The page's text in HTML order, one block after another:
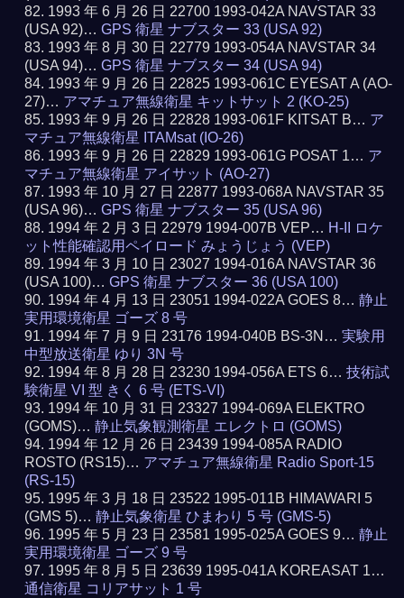
1993 年 6 月 26 日 22700 1993-042A NAVSTAR 33
(USA 92)…GPS 衛星 ナブスター 33 (USA 92)
1993 年 8 月 30 日 22779 1993-054A NAVSTAR 34
(USA 94)…GPS 衛星 ナブスター 34 (USA 94)
1993 年 9 月 26 日 22825 1993-061C EYESAT A (AO-
27)… アマチュア無線衛星 キットサット 2 (KO-25)
1993 年 9 月 26 日 22828 1993-061F KITSAT B… ア
マチュア無線衛星 ITAMsat (IO-26)
1993 年 9 月 26 日 22829 1993-061G POSAT 1… ア
マチュア無線衛星 アイサット (AO-27)
1993 年 10 月 27 日 22877 1993-068A NAVSTAR 35
(USA 96)…GPS 衛星 ナブスター 35 (USA 96)
1994 年 2 月 3 日 22979 1994-007B VEP… H-II ロケ
ット性能確認用ペイロード みょうじょう (VEP)
1994 年 3 月 10 日 23027 1994-016A NAVSTAR 36
(USA 100)…GPS 衛星 ナブスター 36 (USA 100)
1994 年 4 月 13 日 23051 1994-022A GOES 8…静止
実用環境衛星 ゴーズ 8 号
1994 年 7 月 9 日 23176 1994-040B BS-3N…実験用
中型放送衛星 ゆり 3N 号
1994 年 8 月 28 日 23230 1994-056A ETS 6…技術試
験衛星 VI 型 きく 6 号 (ETS-VI)
1994 年 10 月 31 日 23327 1994-069A ELEKTRO
(GOMS)…静止気象観測衛星 エレクトロ (GOMS)
1994 年 12 月 26 日 23439 1994-085A RADIO
ROSTO (RS15)… アマチュア無線衛星 Radio Sport-15
(RS-15)
1995 年 3 月 18 日 23522 1995-011B HIMAWARI 5
(GMS 5)…静止気象衛星 ひまわり 5 号 (GMS-5)
1995 年 5 月 23 日 23581 1995-025A GOES 9…静止
実用環境衛星 ゴーズ 9 号
1995 年 8 月 5 日 23639 1995-041A KOREASAT 1…
通信衛星 コリアサット 1 号